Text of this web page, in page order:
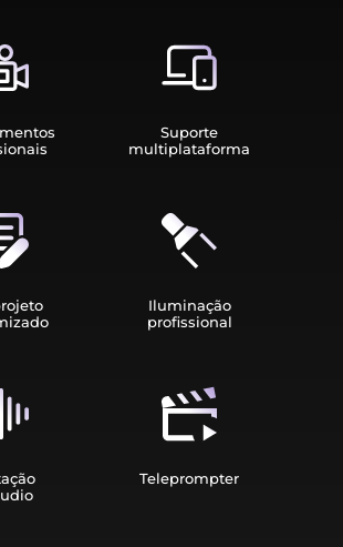
Suporte
multiplata­forma
Iluminação
profissional
Teleprompter